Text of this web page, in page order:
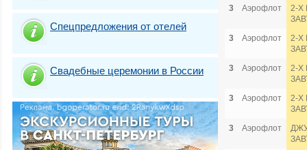
Спецпредложения от отелей
Свадебные церемонии в России
3
Аэрофлот
2-Х
3
Аэрофлот
2-Х
3
Аэрофлот
2-Х
3
Аэрофлот
2-Х
3
Аэрофлот